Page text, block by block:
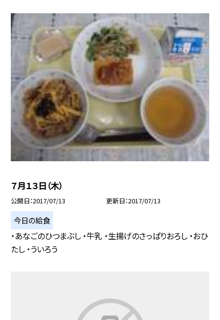
７月１３日（木）
公開日 2017/07/13 更新日 2017/07/13
今日の給食
・あなごのひつまぶし ・牛乳 ・生揚げのさっぱりおろし ・おひ
たし ・ういろう